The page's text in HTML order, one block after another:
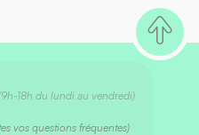
18h du lundi au vendredi)
vos questions fréquentes)